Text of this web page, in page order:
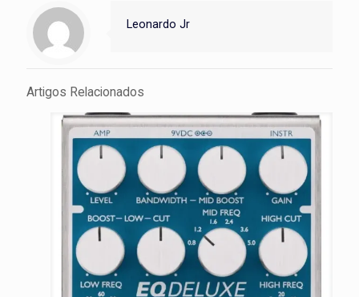
Leonardo Jr
Artigos Relacionados